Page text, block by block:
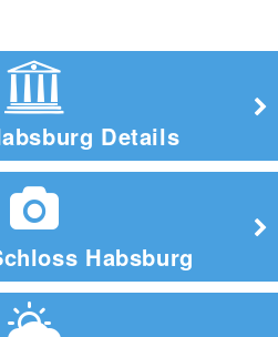
Details
Habsburg